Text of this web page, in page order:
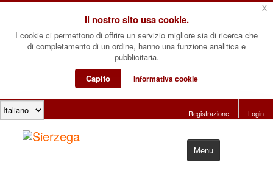
Il nostro sito usa cookie.
I cookie ci permettono di offrire un servizio migliore sia di ricerca che
di completamento di un ordine, hanno una funzione analitica e
pubblicitaria.
Capito
Informativa cookie
x
Registrazione Login
Menu